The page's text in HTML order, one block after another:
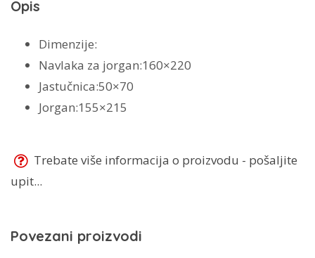
Opis
Dimenzije:
Navlaka za jorgan:160×220
Jastučnica:50×70
Jorgan:155×215
Trebate više informacija o proizvodu - pošaljite
upit...
Povezani proizvodi